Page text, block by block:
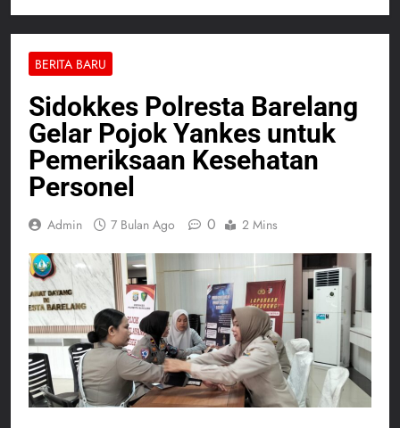
BERITA BARU
Sidokkes Polresta Barelang
Gelar Pojok Yankes untuk
Pemeriksaan Kesehatan
Personel
Admin 7 Bulan Ago 0 2 Mins